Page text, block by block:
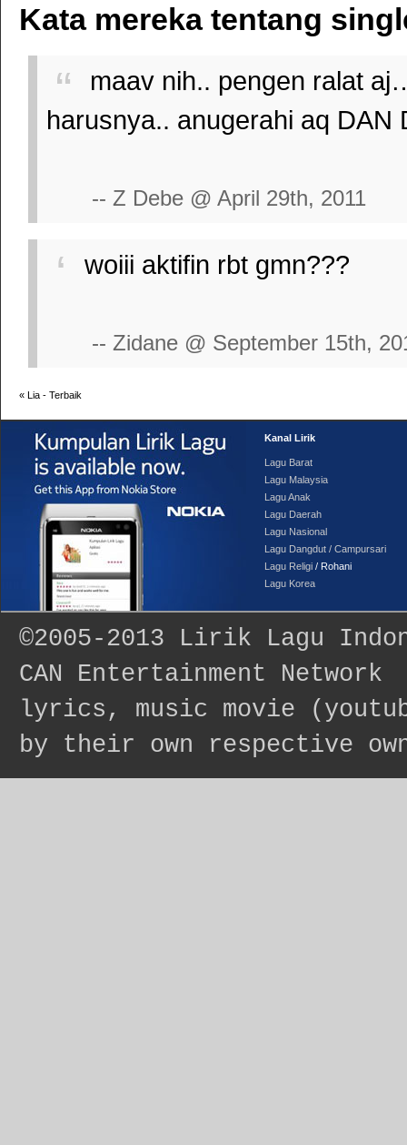
Kata mereka tentang
maav nih.. pengen ralat
harusnya.. anugerahi aq DAN
-- Z Debe @ April 29th, 2011
woiii aktifin rbt gmn???
-- Zidane @ September 15th,
« Lia - Terbaik
Kanal Lirik
Lagu Barat
Lagu Malaysia
Lagu Anak
Lagu Daerah
Lagu Nasional
Lagu Dangdut / Campursari
Lagu Religi / Rohani
Lagu Korea
©2005-2013 Lirik Lagu
CAN Entertainment Network
lyrics, music movie
by their own respective